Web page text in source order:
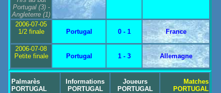
Portugal(3) -
Angleterre (1)
2006-07-05
1/2 finale
Portugal 0 - 1 France
2006-07-08
Petite finale
Portugal 1 - 3 Allemagne
Palmarès
PORTUGAL
Informations
PORTUGAL
Joueurs
PORTUGAL
Matches
PORTUGAL